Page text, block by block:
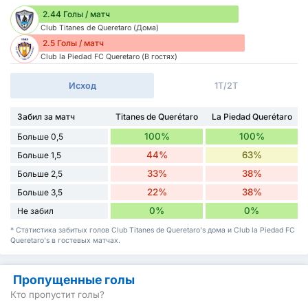
2.44 Голы / матч
Club Titanes de Queretaro (Дома)
2.5 Голы / матч
Club la Piedad FC Queretaro (В гостях)
Исход 1Т/2Т
Забил за матч Titanes de Querétaro
La Piedad Querétaro
Больше 0,5
100% 100%
Больше 1,5 44% 63%
Больше 2,5 33% 38%
Больше 3,5 22% 38%
Не забил 0% 0%
* Статистика забитых голов Club Titanes de Queretaro's дома и Club la Piedad FC
Queretaro's в гостевых матчах.
Пропущенные голы
Кто пропустит голы?